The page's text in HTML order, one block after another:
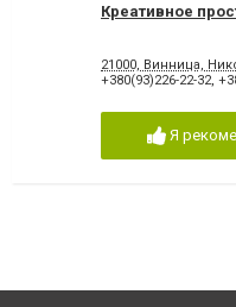
Креативное
21000, Винница,
+380(93)226-22-32,
Я